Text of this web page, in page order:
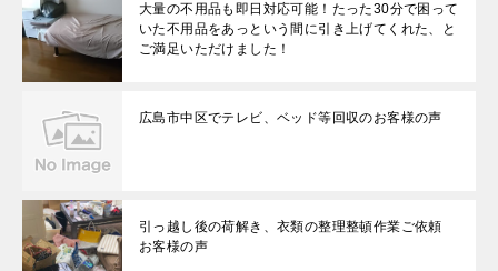
大量の不用品も即日対応可能！たった30分で困って
いた不用品をあっという間に引き上げてくれた、と
ご満足いただけました！
広島市中区でテレビ、ベッド等回収のお客様の声
引っ越し後の荷解き、衣類の整理整頓作業ご依頼
お客様の声